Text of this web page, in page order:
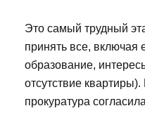
Это самый трудный
принять все, включая
образование,
отсутствие
прокуратура